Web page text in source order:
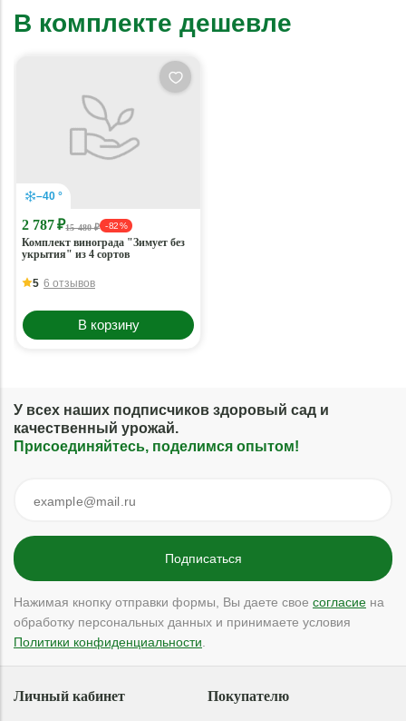
В комплекте дешевле
–40 °
2 787 ₽15 480 ₽ - 82 %
Комплект винограда "Зимует без
укрытия" из 4 сортов
5 6 отзывов
В корзину
У всех наших подписчиков здоровый сад и
качественный урожай.
Присоединяйтесь, поделимся опытом!
Нажимая кнопку отправки формы, Вы даете свое согласие на
обработку персональных данных и принимаете условия
Политики конфиденциальности
Покупателю
Личный кабинет